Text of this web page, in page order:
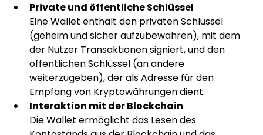
Private und öffentliche Schlüssel
Eine Wallet enthält den privaten Schlüssel
(geheim und sicher aufzubewahren), mit dem
der Nutzer Transaktionen signiert, und den
öffentlichen Schlüssel (an andere
weiterzugeben), der als Adresse für den
Empfang von Kryptowährungen dient.
Interaktion mit der Blockchain
Die Wallet ermöglicht das Lesen des